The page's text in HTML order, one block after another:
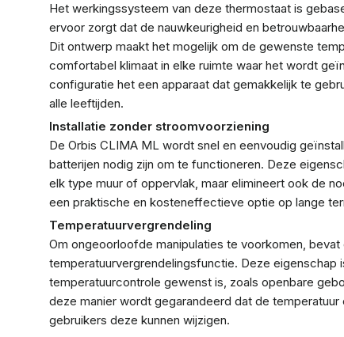
Het werkingssysteem van deze thermostaat is
ervoor zorgt dat de nauwkeurigheid en
Dit ontwerp maakt het mogelijk om de gewenste
comfortabel klimaat in elke ruimte waar het wordt
configuratie het een apparaat dat gemakkelijk te
alle leeftijden.
Installatie zonder stroomvoorziening
De Orbis CLIMA ML wordt snel en eenvoudig
batterijen nodig zijn om te functioneren. Deze
elk type muur of oppervlak, maar elimineert ook de
een praktische en kosteneffectieve optie op lange
Temperatuurvergrendeling
Om ongeoorloofde manipulaties te voorkomen,
temperatuurvergrendelingsfunctie. Deze eigenschap
temperatuurcontrole gewenst is, zoals openbare
deze manier wordt gegarandeerd dat de
gebruikers deze kunnen wijzigen.